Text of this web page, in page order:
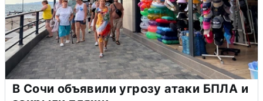
В Сочи объявили угрозу атаки БПЛА и